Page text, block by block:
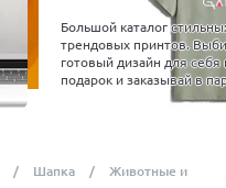
Большой каталог
трендовых принтов.
готовый дизайн для себя
подарок и заказывай в
Шапка
Животные и